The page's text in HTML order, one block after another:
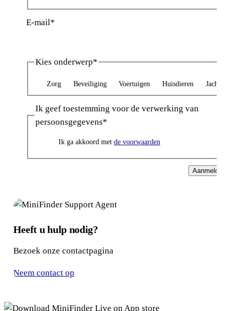
Achternaam
E-mail*
Kies onderwerp*
Zorg Beveiliging Voertuigen Huisdieren Jacht
Ik geef toestemming voor de verwerking van
persoonsgegevens*
Ik ga akkoord met de voorwaarden
Aanmelden
Heeft u hulp nodig?
Bezoek onze contactpagina
Neem contact op